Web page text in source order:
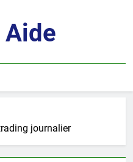
Aide
journalier